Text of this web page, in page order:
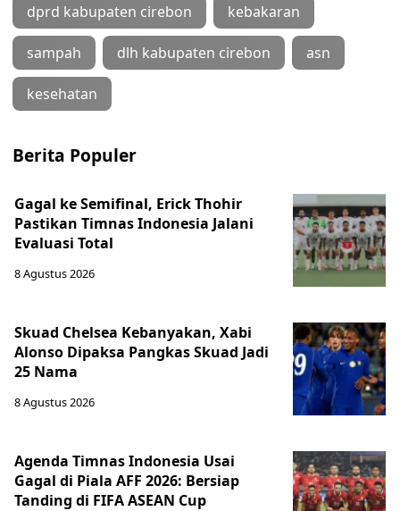
dprd kabupaten cirebon kebakaran
sampah dlh kabupaten cirebon asn
kesehatan
Berita Populer
Gagal ke Semifinal, Erick Thohir
Pastikan Timnas Indonesia Jalani
Evaluasi Total
8 Agustus 2026
Skuad Chelsea Kebanyakan, Xabi
Alonso Dipaksa Pangkas Skuad Jadi
25 Nama
8 Agustus 2026
Agenda Timnas Indonesia Usai
Gagal di Piala AFF 2026: Bersiap
Tanding di FIFA ASEAN Cup